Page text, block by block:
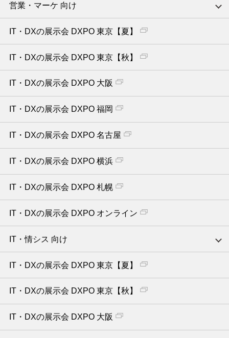
営業・マーケ 向け
IT・DXの展示会 DXPO 東京【夏】
IT・DXの展示会 DXPO 東京【秋】
IT・DXの展示会 DXPO 大阪
IT・DXの展示会 DXPO 福岡
IT・DXの展示会 DXPO 名古屋
IT・DXの展示会 DXPO 横浜
IT・DXの展示会 DXPO 札幌
IT・DXの展示会 DXPO オンライン
IT・情シス 向け
IT・DXの展示会 DXPO 東京【夏】
IT・DXの展示会 DXPO 東京【秋】
IT・DXの展示会 DXPO 大阪